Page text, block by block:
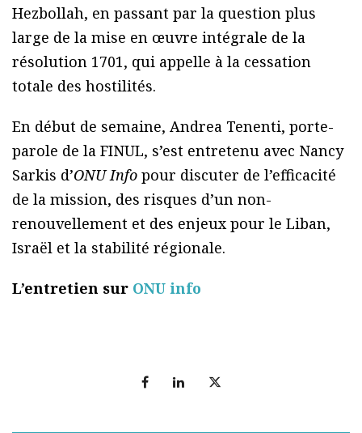
Hezbollah, en passant par la question plus
large de la mise en œuvre intégrale de la
résolution 1701, qui appelle à la cessation
totale des hostilités.
En début de semaine, Andrea Tenenti, porte-
parole de la FINUL, s’est entretenu avec Nancy
Sarkis d’ONU Info pour discuter de l’efficacité
de la mission, des risques d’un non-
renouvellement et des enjeux pour le Liban,
Israël et la stabilité régionale.
L’entretien sur ONU info